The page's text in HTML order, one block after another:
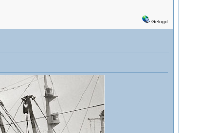
Gelogd